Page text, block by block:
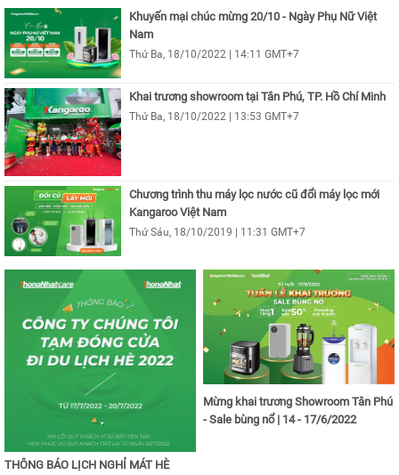
Khuyến mại chúc mừng 20/10 - Ngày Phụ Nữ Việt
Nam
Thứ Ba, 18/10/2022 | 14:11 GMT+7
Khai trương showroom tại Tân Phú, TP. Hồ Chí Minh
Thứ Ba, 18/10/2022 | 13:53 GMT+7
Chương trình thu máy lọc nước cũ đổi máy lọc mới
Kangaroo Việt Nam
Thứ Sáu, 18/10/2019 | 11:31 GMT+7
THÔNG BÁO LỊCH NGHỈ MÁT HÈ
Mừng khai trương Showroom Tân Phú
- Sale bùng nổ | 14 - 17/6/2022